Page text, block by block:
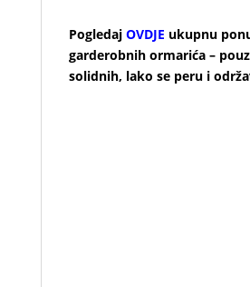
Pogledaj OVDJE ukupnu
garderobnih ormarića –
solidnih, lako se peru i